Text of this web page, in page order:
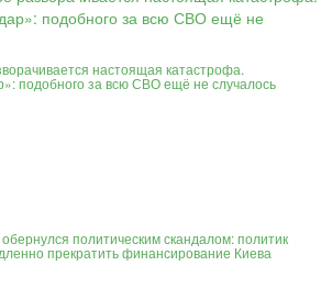
настоящая катастрофа.
подобного за всю СВО ещё не случалось
политическим скандалом: политик
прекратить финансирование Киева